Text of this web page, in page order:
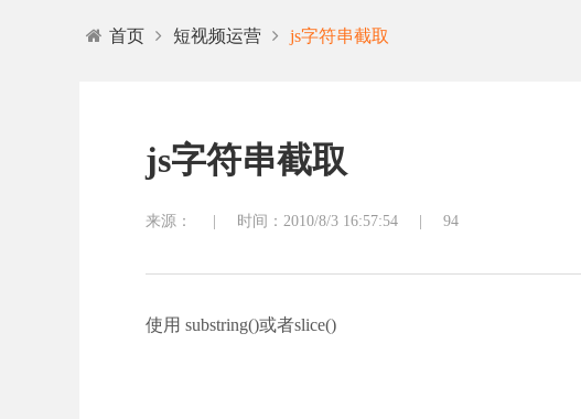
首页 短视频运营 js字符串截取
js字符串截取
来源： 时间：2010/8/3 16:57:54 94
使用 substring()或者slice()